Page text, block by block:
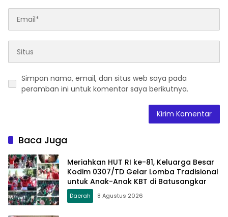
Simpan nama, email, dan situs web saya pada
peramban ini untuk komentar saya berikutnya.
Baca Juga
Meriahkan HUT RI ke-81, Keluarga Besar
Kodim 0307/TD Gelar Lomba Tradisional
untuk Anak-Anak KBT di Batusangkar
Daerah 8 Agustus 2026